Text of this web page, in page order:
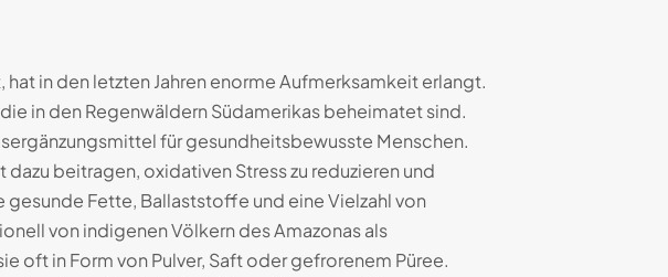
in den letzten Jahren enorme Aufmerksamkeit erlangt.
in den Regenwäldern Südamerikas beheimatet sind.
für gesundheitsbewusste Menschen.
beitragen, oxidativen Stress zu reduzieren und
Fette, Ballaststoffe und eine Vielzahl von
von indigenen Völkern des Amazonas als
oft in Form von Pulver, Saft oder gefrorenem Püree.